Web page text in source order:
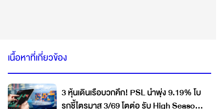
เนื้อหาที่เกี่ยวข้อง
3 หุ้นเดินเรือบวกคึก! PSL นำพุ่ง 9.19% โบ
รกชี้ไตรมาส 3/69 โตต่อ รับ High Season